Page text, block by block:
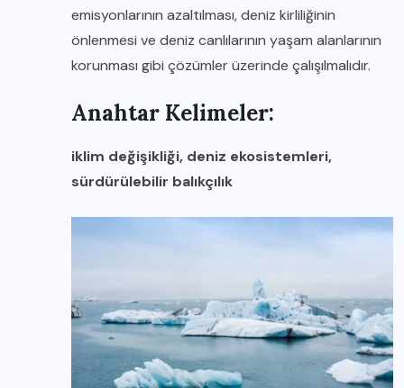
emisyonlarının azaltılması, deniz kirliliğinin
önlenmesi ve deniz canlılarının yaşam alanlarının
korunması gibi çözümler üzerinde çalışılmalıdır.
Anahtar Kelimeler:
iklim değişikliği, deniz ekosistemleri,
sürdürülebilir balıkçılık